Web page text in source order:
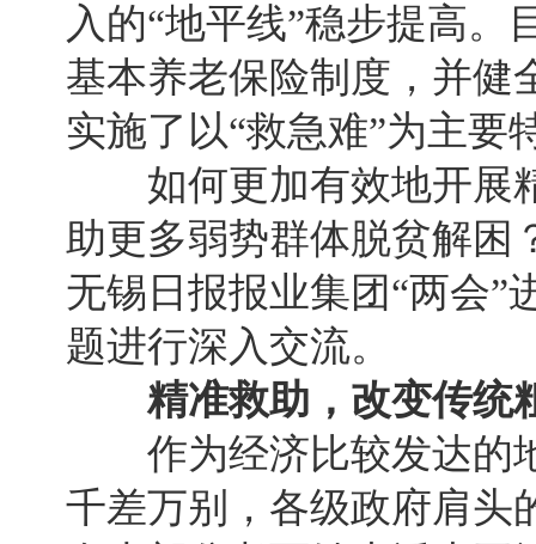
入的“地平线”稳步提高
基本养老保险制度，并健
实施了以“救急难”为主要
如何更加有效地开展精
助更多弱势群体脱贫解困
无锡日报报业集团“两会”
题进行深入交流。
精准救助，改变传统
作为经济比较发达的
千差万别，各级政府肩头